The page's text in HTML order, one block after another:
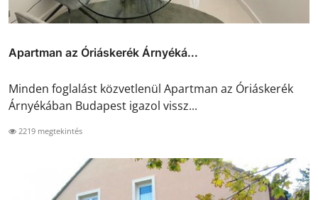
Apartman az Óriáskerék Árnyéká...
Minden foglalást közvetlenül Apartman az Óriáskerék
Árnyékában Budapest igazol vissz...
2219 megtekintés